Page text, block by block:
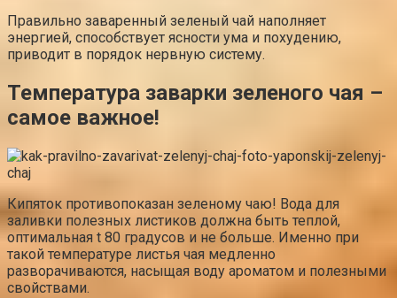
Правильно заваренный зеленый чай наполняет
энергией, способствует ясности ума и похудению,
приводит в порядок нервную систему.
Температура заварки зеленого чая –
самое важное!
Кипяток противопоказан зеленому чаю! Вода для
заливки полезных листиков должна быть теплой,
оптимальная t 80 градусов и не больше. Именно при
такой температуре листья чая медленно
разворачиваются, насыщая воду ароматом и полезными
свойствами.